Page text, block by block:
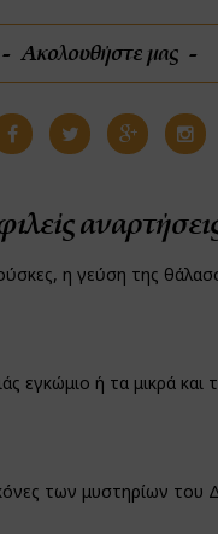
Ακολουθήστε μας
η γεύση της
εγκώμιο ή τα μικρά και
των μυστηρίων του